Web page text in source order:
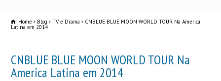
Home Blog TV e Drama CNBLUE BLUE MOON WORLD TOUR Na America
Latina em 2014
CNBLUE BLUE MOON WORLD TOUR Na
America Latina em 2014